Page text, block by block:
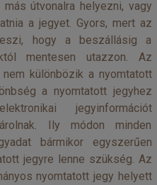
útvonalra helyezni, vagy
a jegyet. Gyors, mert az
hogy a beszállásig a
mentesen utazzon. Az
különbözik a nyomtatott
a nyomtatott jegyhez
jegyinformációt
Ily módon minden
bármikor egyszerűen
jegyre lenne szükség. Az
nyomtatott jegy helyett